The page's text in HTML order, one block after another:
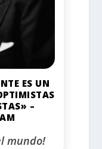
ES UN
–
mundo!